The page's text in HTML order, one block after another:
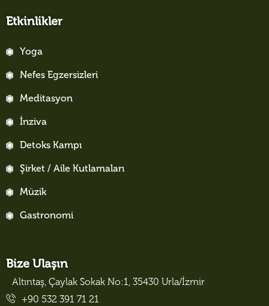
Etkinlikler
Yoga
Nefes Egzersizleri
Meditasyon
İnziva
Detoks Kampı
Şirket / Aile Kutlamaları
Müzik
Gastronomi
Bize Ulaşın
Altıntaş, Çaylak Sokak No:1, 35430 Urla/İzmir
+90 532 391 71 21